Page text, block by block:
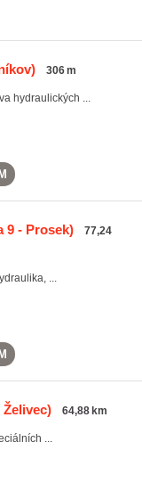
306 m
hydraulických ...
9 - Prosek)
77,24
...
64,88 km
...